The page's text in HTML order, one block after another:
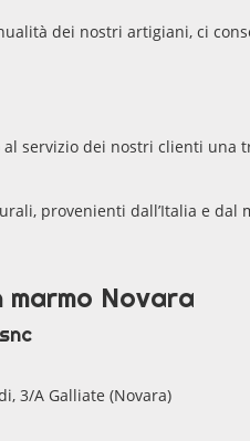
dei nostri artigiani, ci
al servizio dei nostri clienti una
provenienti dall’Italia e dal
marmo Novara
3/A Galliate (Novara)